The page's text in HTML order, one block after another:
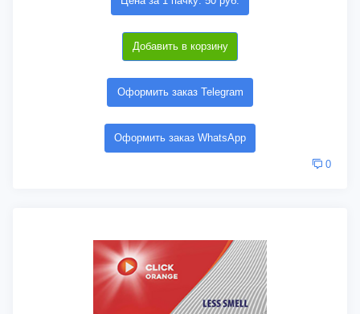
Добавить в корзину
Оформить заказ Telegram
Оформить заказ WhatsApp
0